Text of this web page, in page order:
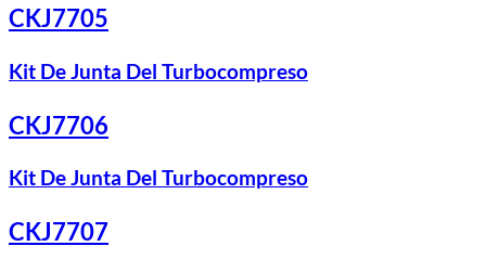
CKJ7705
Kit De Junta Del Turbocompreso
CKJ7706
Kit De Junta Del Turbocompreso
CKJ7707